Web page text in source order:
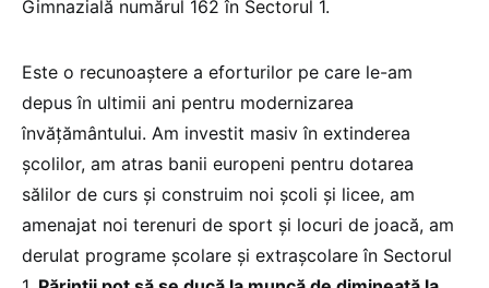
Gimnazială numărul 162 în Sectorul 1.
Este o recunoaștere a eforturilor pe care le-am
depus în ultimii ani pentru modernizarea
învățământului. Am investit masiv în extinderea
școlilor, am atras banii europeni pentru dotarea
sălilor de curs și construim noi școli și licee, am
amenajat noi terenuri de sport și locuri de joacă, am
derulat programe școlare și extrașcolare în Sectorul